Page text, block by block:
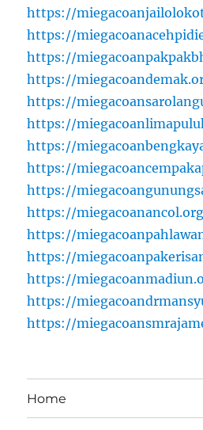
https://
https://
https://
https://
https://
https://
https://
https://
https://
https://miegacoanancol.org
https://
https://
https://
https://
https://
Home